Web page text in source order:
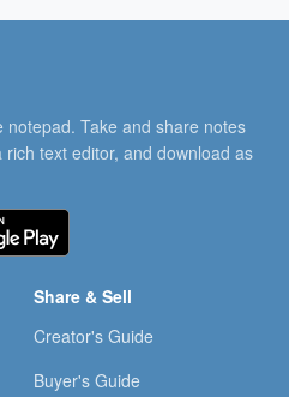
Take and share notes
text editor, and download as
Share & Sell
Creator's Guide
Buyer's Guide